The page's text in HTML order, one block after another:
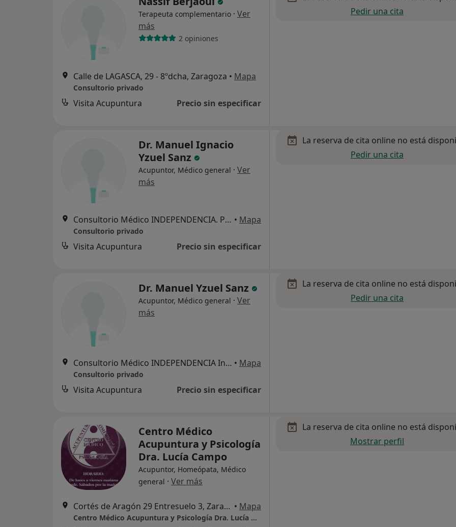
Terapeuta complementario · Ver
más
2 opiniones
Calle de LAGASCA, 29 - 8ºdcha, Zaragoza • Mapa
Consultorio privado
Visita Acupuntura Precio sin especificar
Pedir una cita
Dr. Manuel Ignacio
Yzuel Sanz
Acupuntor, Médico general · Ver
más
Consultorio Médico INDEPENDENCIA. Pso Independencia 22 (Sexta Planta), Zaragoza • Mapa
Consultorio privado
Visita Acupuntura Precio sin especificar
La reserva de cita online no está
Pedir una cita
Dr. Manuel Yzuel Sanz
Acupuntor, Médico general · Ver
más
Consultorio Médico INDEPENDENCIA Independencia 22 (sexta planta), Zaragoza • Mapa
Consultorio privado
Visita Acupuntura Precio sin especificar
La reserva de cita online no está
Pedir una cita
Centro Médico
Acupuntura y Psicología
Dra. Lucía Campo
Acupuntor, Homeópata, Médico
general · Ver más
Cortés de Aragón 29 Entresuelo 3, Zaragoza • Mapa
Centro Médico Acupuntura y Psicología Dra. Lucía Campo
La reserva de cita online no está
Mostrar perfil